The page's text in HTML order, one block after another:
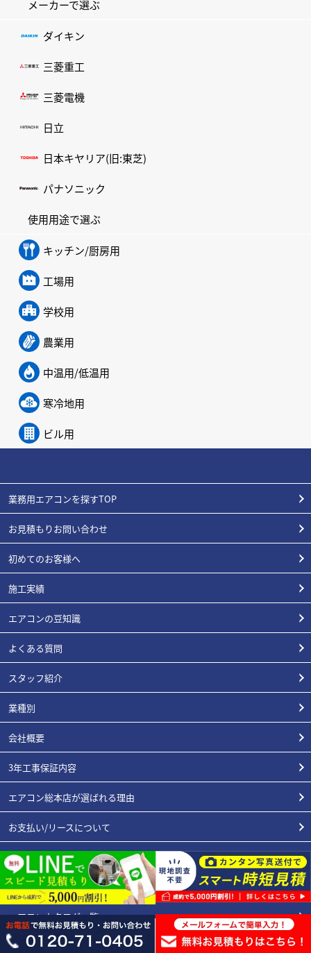
メーカーで選ぶ
ダイキン
三菱重工
三菱電機
日立
日本キヤリア(旧:東芝)
パナソニック
使用用途で選ぶ
キッチン/厨房用
工場用
学校用
農業用
中温用/低温用
寒冷地用
ビル用
業務用エアコンを探すTOP
お見積もりお問い合わせ
初めてのお客様へ
施工実績
エアコンの豆知識
よくある質問
スタッフ紹介
業種別
会社概要
3年工事保証内容
エアコン総本店が選ばれる理由
お支払い/リースについて
プライバシーポリシー
特定商取引表記
エアコンカタログ一覧
サイトマップ